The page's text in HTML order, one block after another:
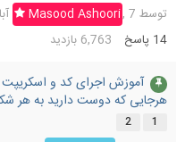
توسط Masood Ashoori , 7 آبان 1393
14 پاسخ 6,763 بازدید
آموزش اجرای کد و اسکریپت
هرجایی که دوست دارید به هر